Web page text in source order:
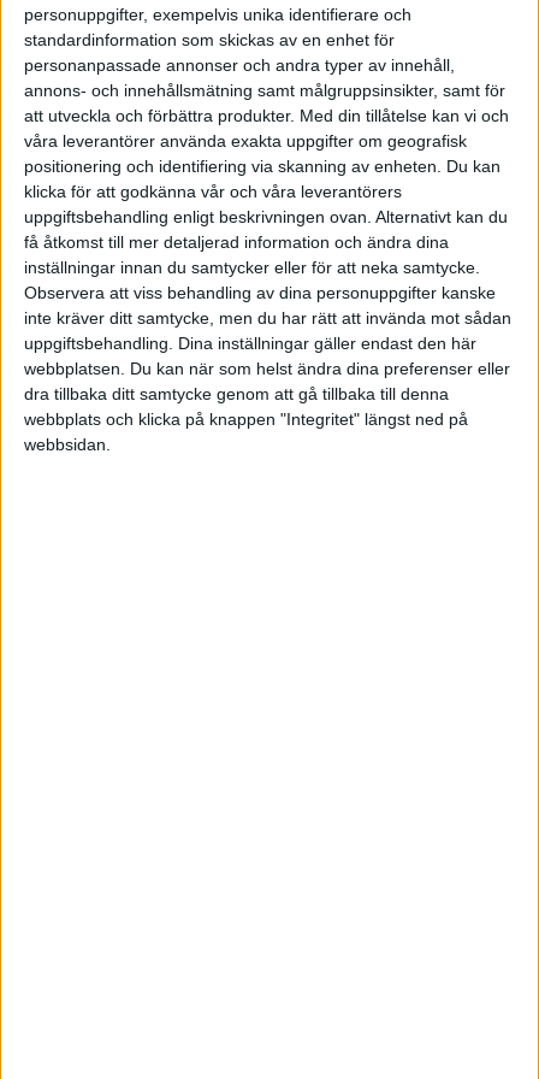
personuppgifter, exempelvis unika identifierare och
standardinformation som skickas av en enhet för
personanpassade annonser och andra typer av innehåll,
annons- och innehållsmätning samt målgruppsinsikter, samt för
att utveckla och förbättra produkter. Med din tillåtelse kan vi och
våra leverantörer använda exakta uppgifter om geografisk
positionering och identifiering via skanning av enheten. Du kan
klicka för att godkänna vår och våra leverantörers
uppgiftsbehandling enligt beskrivningen ovan. Alternativt kan du
få åtkomst till mer detaljerad information och ändra dina
inställningar innan du samtycker eller för att neka samtycke.
Observera att viss behandling av dina personuppgifter kanske
inte kräver ditt samtycke, men du har rätt att invända mot sådan
uppgiftsbehandling. Dina inställningar gäller endast den här
webbplatsen. Du kan när som helst ändra dina preferenser eller
dra tillbaka ditt samtycke genom att gå tillbaka till denna
webbplats och klicka på knappen "Integritet" längst ned på
webbsidan.
För att föra vidare din analogi, så är målet att åka så lång körsträcka
som möjligt.
30% av teslorna kommer att krascha eller autopiloten kommer
spöka och få dem att gå kortare. 70 kommer gå i princip exakt lika
långt som din lilla minibil och endast 0,6 av alla teslor kommer att
ha kommit längre än dig. Detta eftersom att det tas ut en dyr
sportbilsavgift på alla teslor, medans den lilla minibilen har en billig
småbilsavgift.
Den lilla småbilen har helt enkelt bäst odds att få högst riskjusterad
körsträcka.
1 gillning